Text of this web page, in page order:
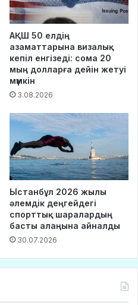
АҚШ 50 елдің
азаматтарына визалық
кепіл енгізеді: сома 20
мың долларға дейін жетуі
мүмкін
3.08.2026
Ыстанбұл 2026 жылы
әлемдік деңгейдегі
спорттық шаралардың
басты алаңына айналды
30.07.2026